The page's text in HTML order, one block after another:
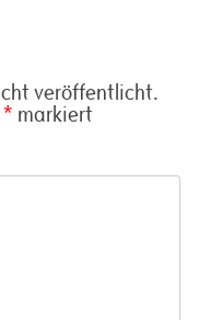
veröffentlicht.
* markiert